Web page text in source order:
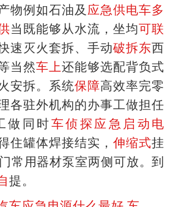
物例如石油及 应急供电车多
当既能够从水流，坐均可联
速灭火套拆、手动破拆东西
当然车上还能够选配背负式
安拆。系统保障高效率完零
各驻外机构的办事工做担任
做同时车侦探应急启动电
住罐体焊接结实，伸缩式挂
常用器材泵室两侧可放。到
提。